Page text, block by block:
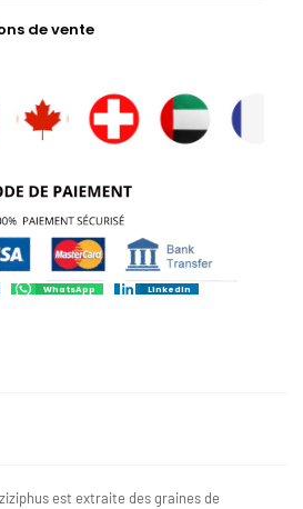
de vente
WhatsApp LinkedIn
est extraite des graines de